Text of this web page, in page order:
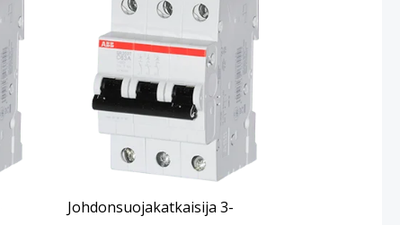
Johdonsuojakatkaisija 3-